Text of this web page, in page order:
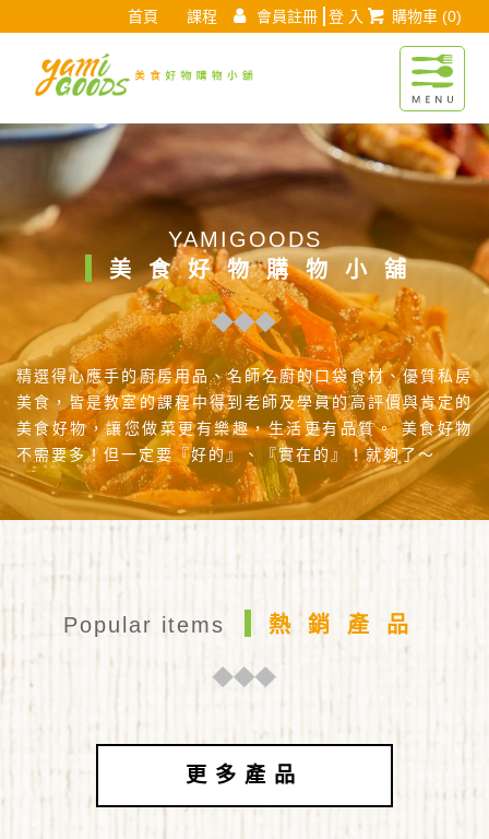
首頁 課程 會員註冊 登 入 購物車(0)
Yamigoods美
YAMIGOODS
美食好物購物小舖
精選得心應手的廚房用品、名師名廚的口袋食材、優質私房
美食，皆是教室的課程中得到老師及學員的高評價與肯定的
美食好物，讓您做菜更有樂趣，生活更有品質。 美食好物
不需要多！但一定要『好的』、『實在的』！就夠了～
Popular items 熱銷產品
更多產品